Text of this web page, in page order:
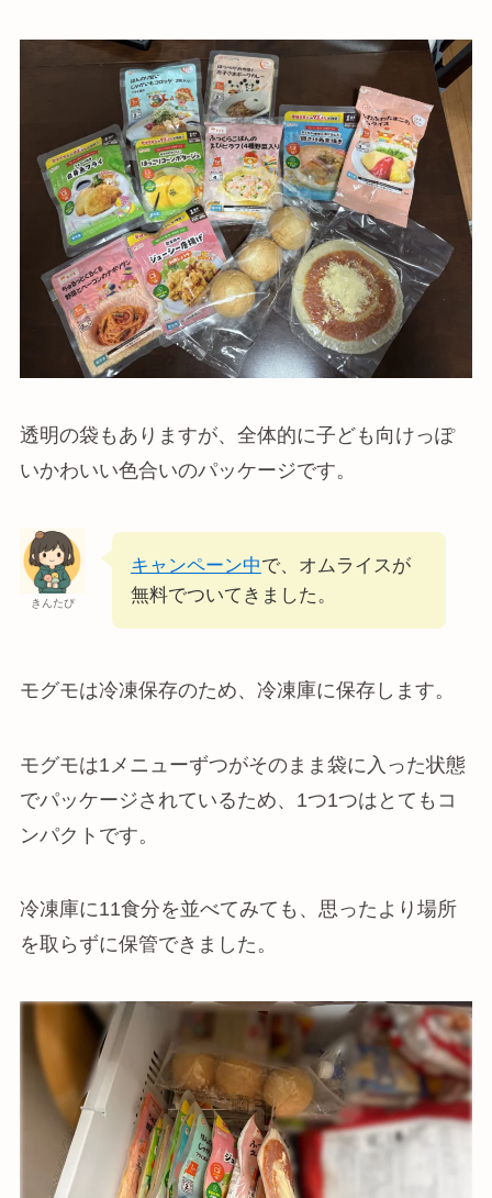
透明の袋もありますが、全体的に子ども向けっぽ
いかわいい色合いのパッケージです。
きんたぴ
キャンペーン中で、オムライスが
無料でついてきました。
モグモは冷凍保存のため、冷凍庫に保存します。
モグモは1メニューずつがそのまま袋に入った状態
でパッケージされているため、1つ1つはとてもコ
ンパクトです。
冷凍庫に11食分を並べてみても、思ったより場所
を取らずに保管できました。